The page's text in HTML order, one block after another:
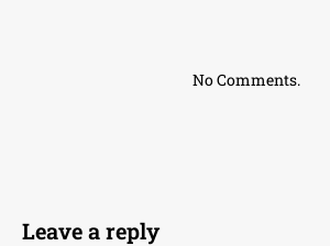
No Comments.
Leave a reply